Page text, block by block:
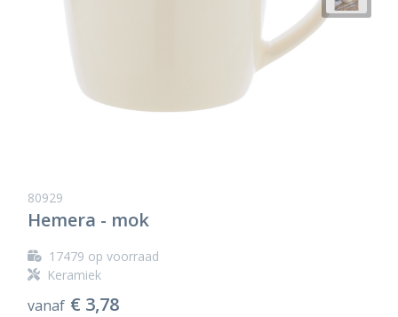
80929
Hemera - mok
17479 op voorraad
Keramiek
vanaf € 3,78